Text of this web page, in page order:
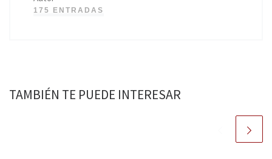
175 ENTRADAS
TAMBIÉN TE PUEDE INTERESAR